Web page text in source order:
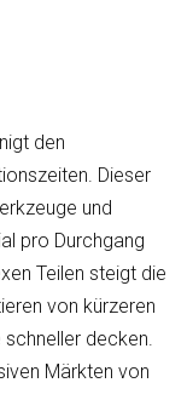
den
Dieser
und
pro Durchgang
Teilen steigt die
von kürzeren
decken.
Märkten von